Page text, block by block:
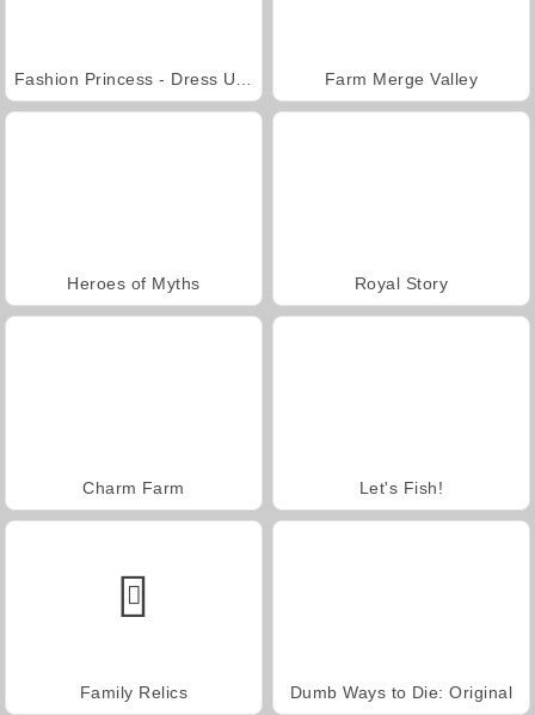
Farm Merge Valley
Heroes of Myths Royal Story
Charm Farm Let's Fish!
Family Relics Dumb Ways to Die: Original